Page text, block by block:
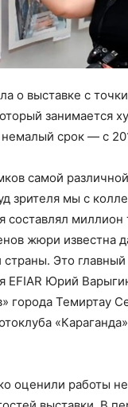
о выставке с
занимается
срок — с
самой
зрителя мы с
составлял миллион
жюри известна
Это главный
EFIAR Юрий
города Темиртау
оценили работы